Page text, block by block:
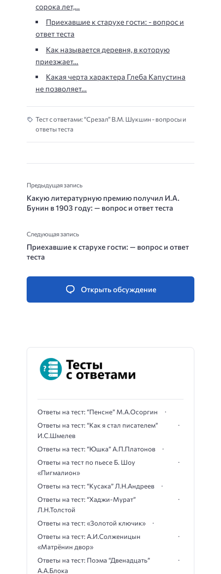
сорока лет,…
Приехавшие к старухе гости: - вопрос и
ответ теста
Как называется деревня, в которую
приезжает…
Какая черта характера Глеба Капустина
не позволяет…
Тест с ответами: “Срезал” В.М. Шукшин - вопросы и
ответы теста
Предыдущая запись
Какую литературную премию получил И.А.
Бунин в 1903 году: — вопрос и ответ теста
Следующая запись
Приехавшие к старухе гости: — вопрос и ответ
теста
Открыть обсуждение
Ответы на тест: “Пенсне” М.А.Осоргин
Ответы на тест: “Как я стал писателем”
И.С.Шмелев
Ответы на тест: “Юшка” А.П.Платонов
Ответы на тест по пьесе Б. Шоу
«Пигмалион»
Ответы на тест: “Кусака” Л.Н.Андреев
Ответы на тест: “Хаджи-Мурат”
Л.Н.Толстой
Ответы на тест: «Золотой ключик»
Ответы на тест: А.И.Солженицын
«Матрёнин двор»
Ответы на тест: Поэма “Двенадцать”
А.А.Блока